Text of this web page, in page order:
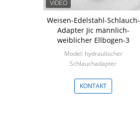
Weisen-Edelstahl-Schlauch-
Adapter Jic männlich-
weiblicher Ellbogen-3
Model: hydraulischer
Schlauchadapter
KONTAKT